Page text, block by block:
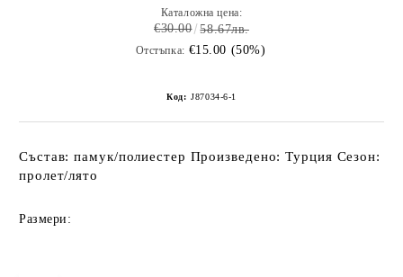
Каталожна цена:
€30.00 58.67лв.
Отстъпка: €15.00 (50%)
Код: J87034-6-1
Състав: памук/полиестер Произведено: Турция Сезон:
пролет/лято
Размери: